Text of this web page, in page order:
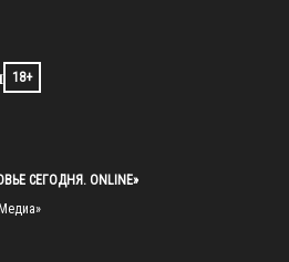
18+
СЕГОДНЯ. ONLINE»